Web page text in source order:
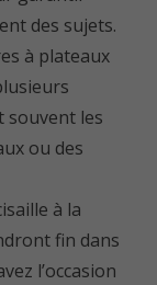
des sujets.
à plateaux
souvent les
ou des
à la
fin dans
l’occasion